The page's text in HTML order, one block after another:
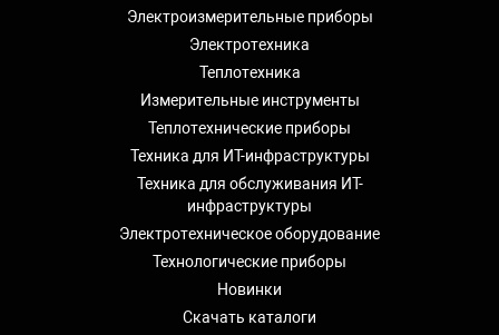
Электроизмерительные приборы
Электротехника
Теплотехника
Измерительные инструменты
Теплотехнические приборы
Техника для ИТ-инфраструктуры
Техника для обслуживания ИТ-
инфраструктуры
Электротехническое оборудование
Технологические приборы
Новинки
Скачать каталоги